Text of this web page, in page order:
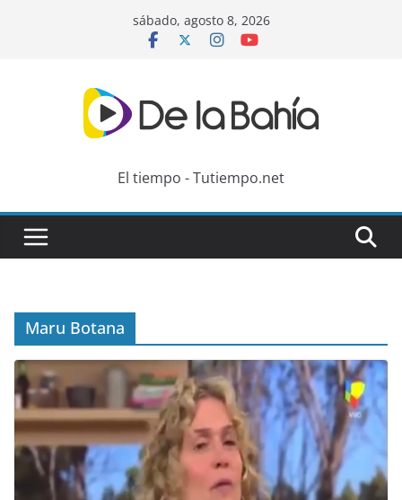
sábado, agosto 8, 2026
El tiempo - Tutiempo.net
Maru Botana